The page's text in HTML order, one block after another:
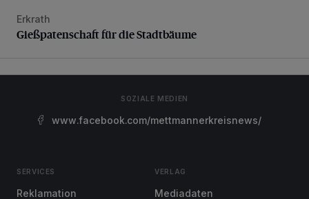
Gießpatenschaft für die Stadtbäume
Erkrath
Gießpatenschaft für die Stadtbäume
SOZIALE MEDIEN
www.facebook.com/mettmannerkreisnews/
SERVICES
Reklamation
VERLAG
Mediadaten